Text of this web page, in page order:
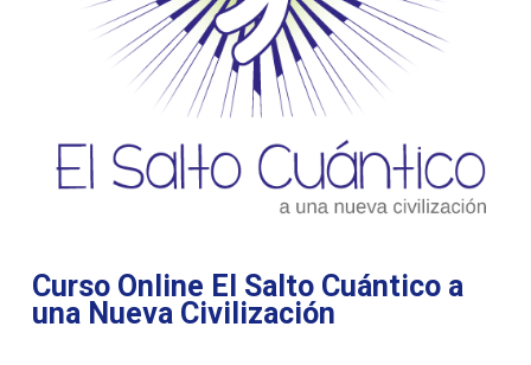
Curso Online El Salto Cuántico a
una Nueva Civilización